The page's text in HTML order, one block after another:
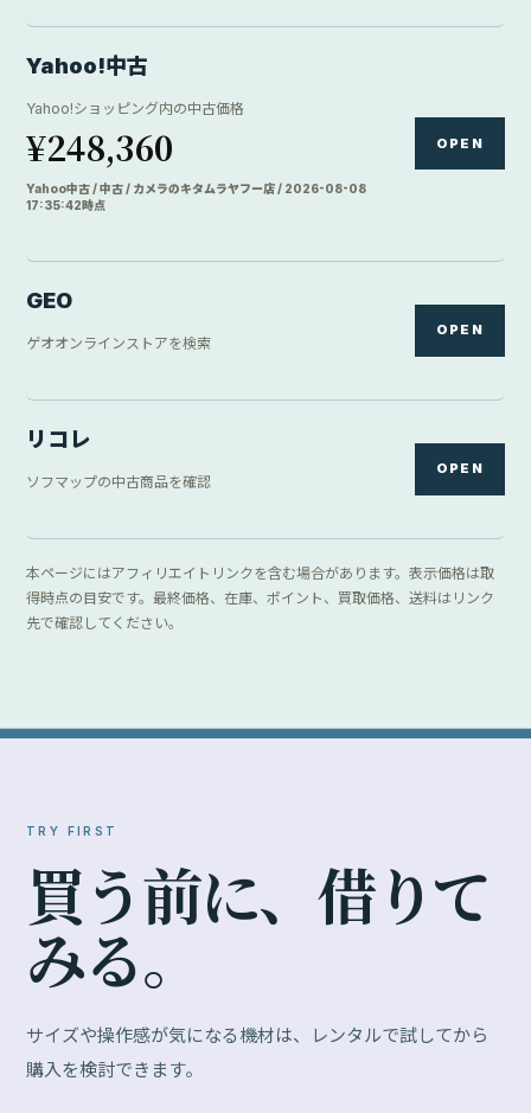
Yahoo!中古
Yahoo!ショッピング内の中古価格
¥248,360
Yahoo中古 / 中古 / カメラのキタムラヤフー店 / 2026-08-08
17:35:42時点
OPEN
GEO
ゲオオンラインストアを検索
OPEN
リコレ
ソフマップの中古商品を確認
OPEN
本ページにはアフィリエイトリンクを含む場合があります。表示価格は取
得時点の目安です。最終価格、在庫、ポイント、買取価格、送料はリンク
先で確認してください。
TRY FIRST
買う前に、 借りて
みる。
サイズや操作感が気になる機材は、レンタルで試してから
購入を検討できます。